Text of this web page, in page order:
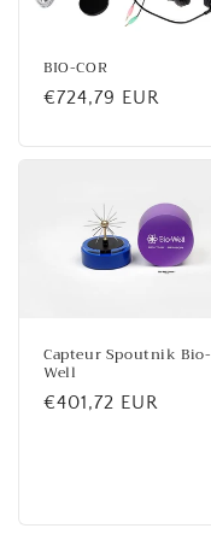
BIO-COR
Prix
€724,79 EUR
Capteur Spoutnik Bio-
Well
Prix
€401,72 EUR